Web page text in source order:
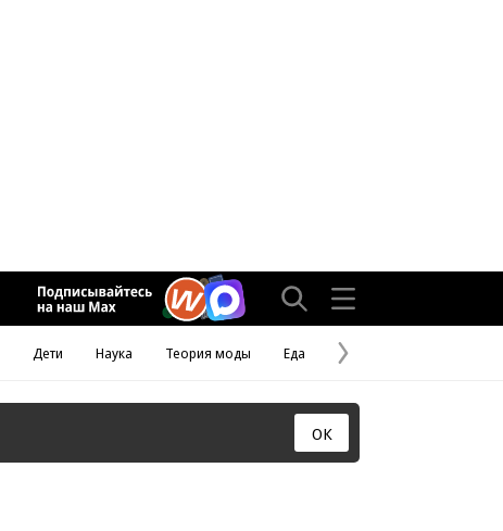
Дети Наука Теория моды Еда
Следующая
страница
ОК